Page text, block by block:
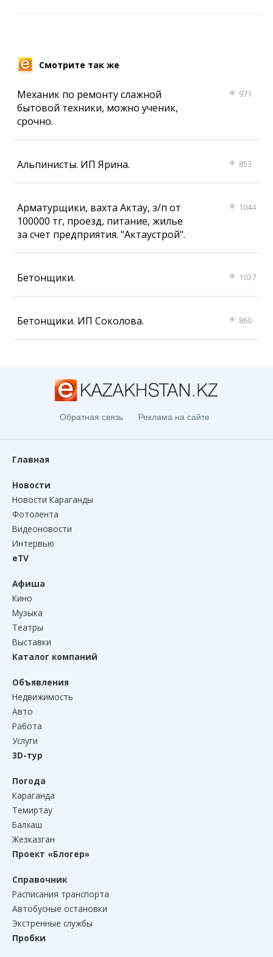
Смотрите так же
Механик по ремонту слажной
бытовой техники, можно ученик,
срочно.
971
Альпинисты. ИП Ярина. 853
Арматурщики, вахта Актау, з/п от
100000 тг, проезд, питание, жилье
за счет предприятия. "Актаустрой".
1044
Бетонщики. 1037
Бетонщики. ИП Соколова. 860
Обратная связь Реклама на сайте
Главная
Новости
Новости Караганды
Фотолента
Видеоновости
Интервью
eTV
Афиша
Кино
Музыка
Театры
Выставки
Каталог компаний
Объявления
Недвижимость
Авто
Работа
Услуги
3D-тур
Погода
Караганда
Темиртау
Балхаш
Жезказган
Проект «Блогер»
Справочник
Расписания транспорта
Автобусные остановки
Экстренные службы
Пробки